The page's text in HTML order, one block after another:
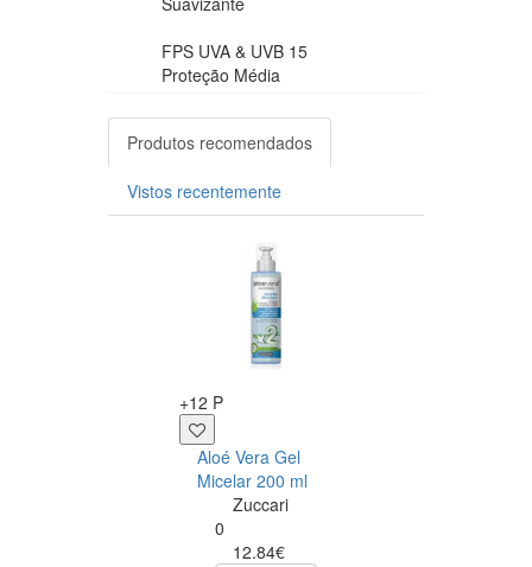
FPS UVA & UVB 15
Proteção Média
Produtos recomendados
Vistos recentemente
+12 P
Aloé Vera Gel
Micelar 200 ml
Zuccari
0
12.84€